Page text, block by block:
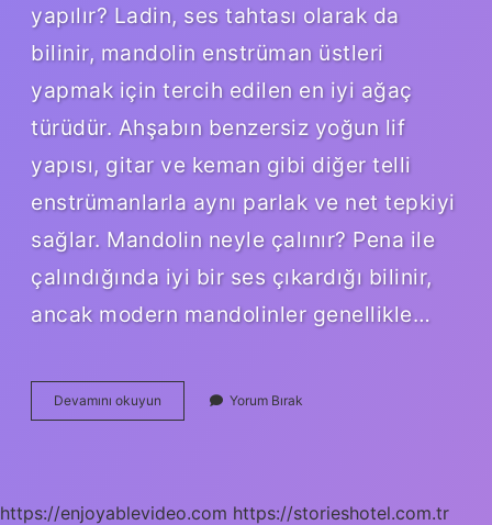
yapılır? Ladin, ses tahtası olarak da
bilinir, mandolin enstrüman üstleri
yapmak için tercih edilen en iyi ağaç
türüdür. Ahşabın benzersiz yoğun lif
yapısı, gitar ve keman gibi diğer telli
enstrümanlarla aynı parlak ve net tepkiyi
sağlar. Mandolin neyle çalınır? Pena ile
çalındığında iyi bir ses çıkardığı bilinir,
ancak modern mandolinler genellikle…
Devamını okuyun Mandolin
Ne
Yorum Bırak
https://enjoyablevideo.com https://storieshotel.com.tr